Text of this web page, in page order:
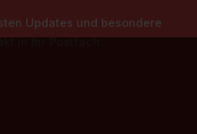
Updates und besondere
in Ihr Postfach.